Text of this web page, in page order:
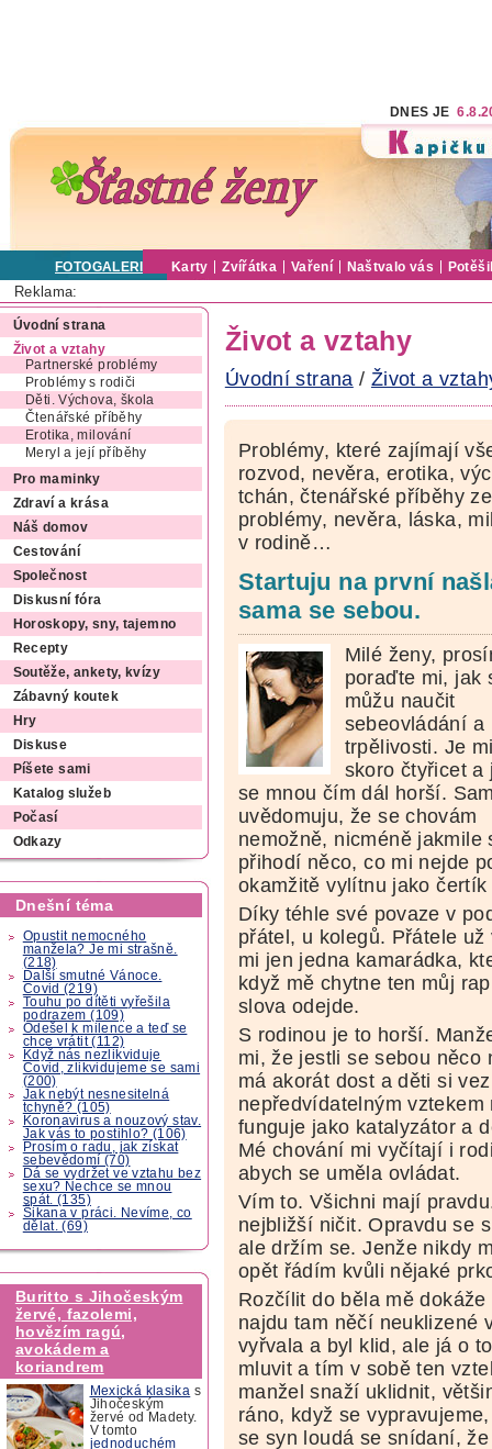
DNES JE
FOTOGALERIE Karty Zvířátka Vaření Naštvalo vás
Reklama:
Úvodní strana
Život a vztahy
Partnerské problémy
Problémy s rodiči
Děti. Výchova, škola
Čtenářské příběhy
Erotika, milování
Meryl a její příběhy
Pro maminky
Zdraví a krása
Náš domov
Cestování
Společnost
Diskusní fóra
Horoskopy, sny, tajemno
Recepty
Soutěže, ankety, kvízy
Zábavný koutek
Hry
Diskuse
Píšete sami
Katalog služeb
Počasí
Odkazy
Dnešní téma
Opustit nemocného
manžela? Je mi strašně.
(218)
Další smutné Vánoce.
Covid (219)
Touhu po dítěti vyřešila
podrazem (109)
Odešel k milence a teď se
chce vrátit (112)
Když nás nezlikviduje
Covid, zlikvidujeme se sami
(200)
Jak nebýt nesnesitelná
tchyně? (105)
Koronavirus a nouzový stav.
Jak vás to postihlo? (106)
Prosím o radu, jak získat
sebevědomí (70)
Dá se vydržet ve vztahu bez
sexu? Nechce se mnou
spát. (135)
Šikana v práci. Nevíme, co
dělat. (69)
Buritto s Jihočeským
žervé, fazolemi,
hovězím ragú,
avokádem a
koriandrem
Mexická klasika s
Jihočeským
žervé od Madety.
V tomto
jednoduchém
Život a vztahy
Úvodní strana / Život a
Problémy, které zajímají
rozvod, nevěra, erotika,
tchán, čtenářské příběhy
problémy, nevěra, láska,
v rodině…
Startuju na první
sama se sebou.
Milé ženy,
poraďte mi, jak
můžu naučit
sebeovládání a
trpělivosti. Je
skoro čtyřicet a
se mnou čím dál horší.
uvědomuju, že se chovám
nemožně, nicméně jakmile
přihodí něco, co mi nejde
okamžitě vylítnu jako čertík
Díky téhle své povaze v
přátel, u kolegů. Přátele
mi jen jedna kamarádka,
když mě chytne ten můj
slova odejde.
S rodinou je to horší.
mi, že jestli se sebou něco
má akorát dost a děti si
nepředvídatelným
funguje jako katalyzátor a
Mé chování mi vyčítají i
abych se uměla ovládat.
Vím to. Všichni mají
nejbližší ničit. Opravdu se
ale držím se. Jenže nikdy
opět řádím kvůli nějaké
Rozčílit do běla mě
najdu tam něčí neuklizené
vyřvala a byl klid, ale já o
mluvit a tím v sobě ten
manžel snaží uklidnit,
ráno, když se
se syn loudá se snídaní,